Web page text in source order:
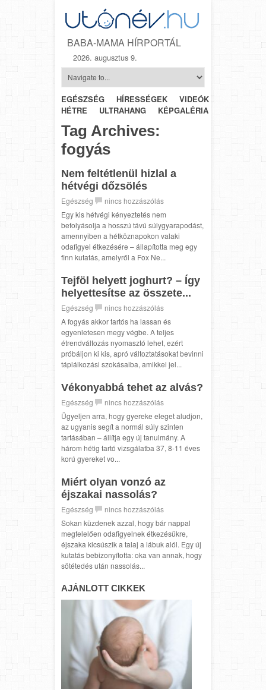
BABA-MAMA HÍRPORTÁL
2026. augusztus 9.
EGÉSZSÉG HÍRESSÉGEK VIDEÓK
HÉTRŐL-
HÉTRE
ULTRAHANG KÉPGALÉRIA
Tag Archives:
fogyás
Nem feltétlenül hizlal a
hétvégi dőzsölés
Egészség
nincs hozzászólás
Egy kis hétvégi kényeztetés nem
befolyásolja a hosszú távú súlygyarapodást,
amennyiben a hétköznapokon valaki
odafigyel étkezésére – állapította meg egy
finn kutatás, amelyről a Fox Ne...
Tejföl helyett joghurt? – Így
helyettesítse az összete...
Egészség
nincs hozzászólás
A fogyás akkor tartós ha lassan és
egyenletesen megy végbe. A teljes
étrendváltozás nyomasztó lehet, ezért
próbáljon ki kis, apró változtatásokat bevinni
táplálkozási szokásaiba, amikkel jel...
Vékonyabbá tehet az alvás?
Egészség
nincs hozzászólás
Ügyeljen arra, hogy gyereke eleget aludjon,
az ugyanis segít a normál súly szinten
tartásában – állítja egy új tanulmány. A
három hétig tartó vizsgálatba 37, 8-11 éves
korú gyereket vo...
Miért olyan vonzó az
éjszakai nassolás?
Egészség
nincs hozzászólás
Sokan küzdenek azzal, hogy bár nappal
megfelelően odafigyelnek étkezésükre,
éjszaka kicsúszik a talaj a lábuk alól. Egy új
kutatás bebizonyította: oka van annak, hogy
sötétedés után nassolás...
AJÁNLOTT CIKKEK